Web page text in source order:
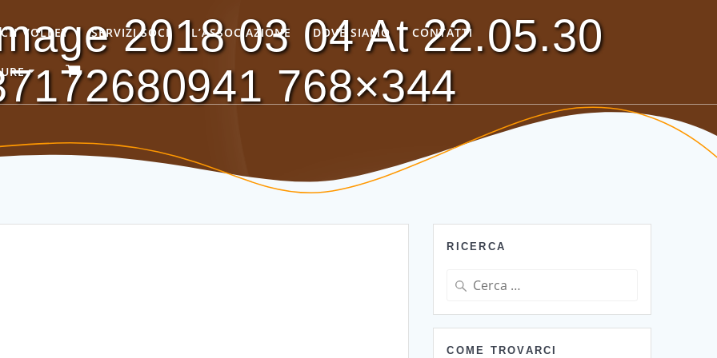
VOLLEY SERVIZI SOCI L’ASSOCIAZIONE DOVE SIAMO CONTATTI
2018 03 04 At 22.05.30
768×344
RICERCA
Ricerca
COME TROVARCI